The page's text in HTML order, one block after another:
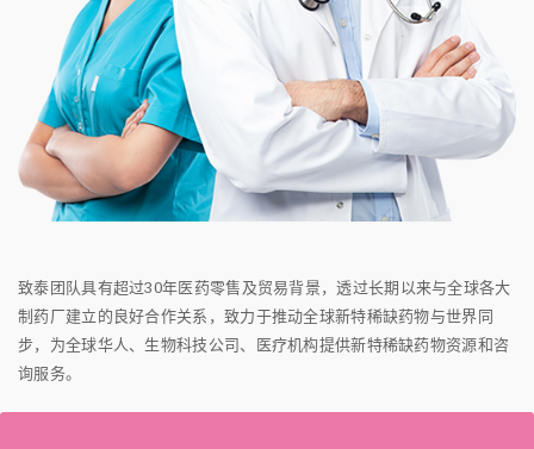
致泰团队具有超过30年医药零售及贸易背景，透过长期以来与全球各大
制药厂建立的良好合作关系，致力于推动全球新特稀缺药物与世界同
步，为全球华人、生物科技公司、医疗机构提供新特稀缺药物资源和咨
询服务。